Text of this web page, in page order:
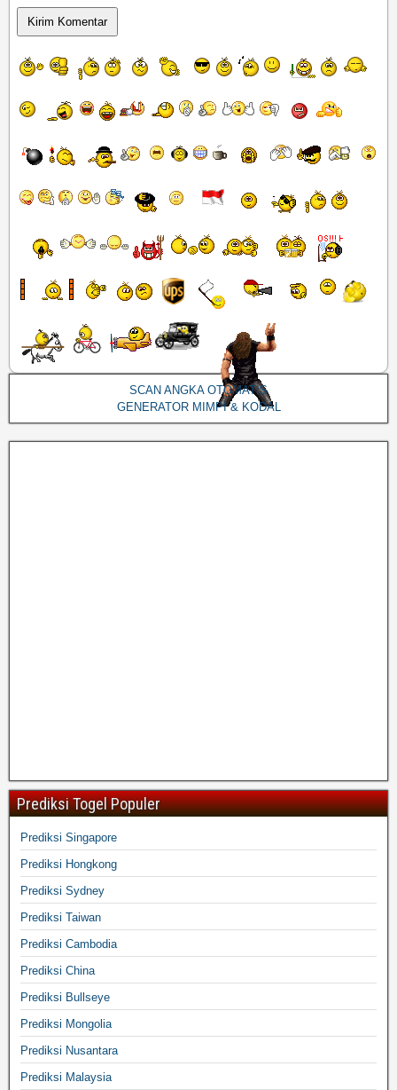
SCAN ANGKA OTOMATIS
GENERATOR MIMPI & KODAL
Prediksi Togel Populer
Prediksi Singapore
Prediksi Hongkong
Prediksi Sydney
Prediksi Taiwan
Prediksi Cambodia
Prediksi China
Prediksi Bullseye
Prediksi Mongolia
Prediksi Nusantara
Prediksi Malaysia